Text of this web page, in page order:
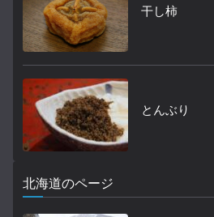
干し柿
とんぶり
北海道のページ